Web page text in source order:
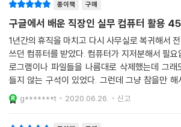
26 복잡한 데이터를 보기 쉬운 표로 꾸미는 방법 ·
_ 중요한 숫자를 굵게 하기 · 122
_ 셀 색으로 내용 구분하기 · 123
_ 문자열은 왼쪽 정렬, 숫자는 오른쪽 정렬하기 ·
_ 행 높이와 열 너비 설정하기 · 125
27 손이 10배 빨라지는 데이터 입력 방법 · 128
정보를 수집할 수 있습니다. 그러니 일 잘하는 직장
구분하는 기준은 ‘얼마나 빠르게 필요한 정보를 찾
냐’가 될 것입니다.
4. 엑셀, 파워포인트, 워드, 이메일 단순 사용법이
하는 방법
직장인이 가장 많이 사용하는 프로그램하면 엑셀
합니다. 그만큼 대중적인 프로그램이 되었습니다.
의 단순 사용 방법을 담지 않았습니다. 언제 어떻게
종이책 구매
구글에서 배운 직장인 실무 컴퓨터 활용 45
1년간의 휴직을 마치고 다시 사무실로 복귀해서
쓰던 컴퓨터를 받았다. 컴퓨터가 지저분해서 필요
로그램이나 파일들을 나름대로 삭제했는데 그래
들지 않는 구석이 있었다. 그런데 그냥 참을만 해
간 참고 지냈다. 컴퓨터를 뭔가 깔끔하게 세팅해
싶은데라고 생각은 했지만 소소한 것들이라서 그
g*******t 2020.06.26. 신고